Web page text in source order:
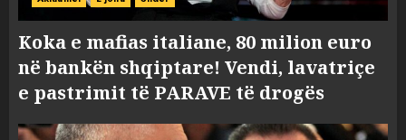
Koka e mafias italiane, 80 milion euro
në bankën shqiptare! Vendi, lavatriçe
e pastrimit të PARAVE të drogës